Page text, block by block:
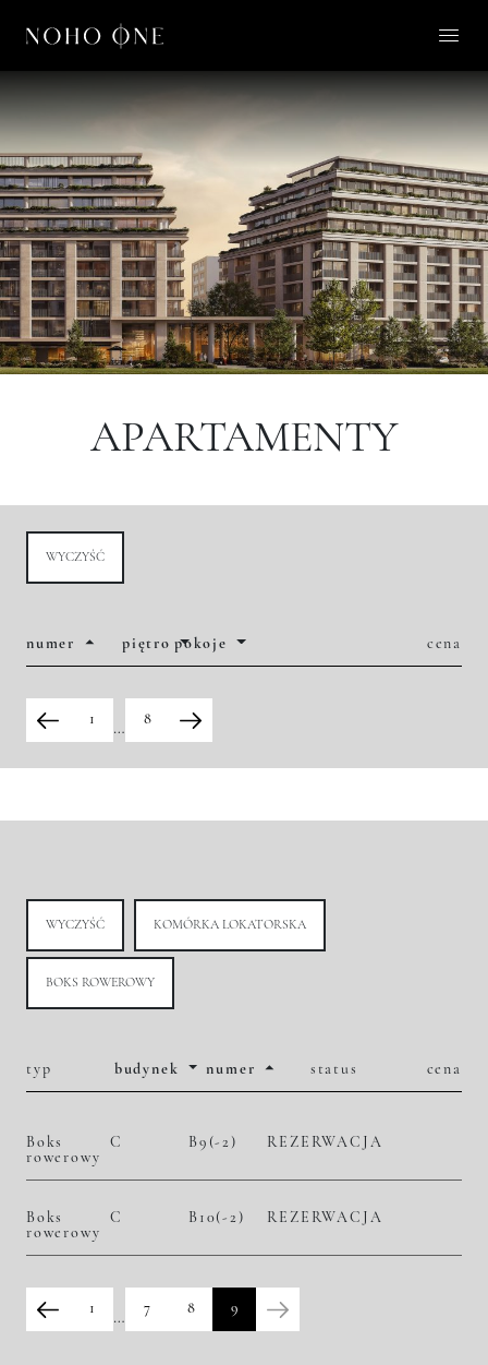
O NOHO ONE
LIFESTYLE
APARTAMENTY
O NAS
KONTAKT
APARTAMENTY
WYCZYŚĆ
numer piętro pokoje cena
1
…
8
WYCZYŚĆ KOMÓRKA LOKATORSKA
BOKS ROWEROWY
typ budynek numer status cena
Boks
rowerowy
C B9(-2) REZERWACJA
Boks
rowerowy
C B10(-2) REZERWACJA
1
…
7 8 9